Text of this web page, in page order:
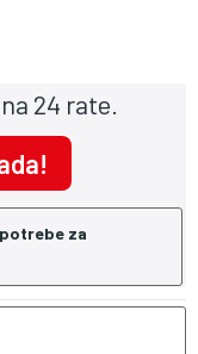
na 24 rate.
potrebe za